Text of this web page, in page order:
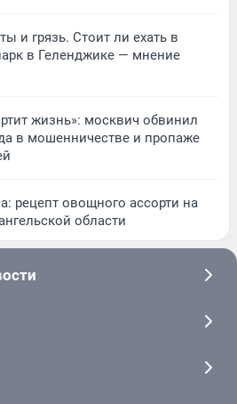
и грязь. Стоит ли ехать в
в Геленджике — мнение
жизнь»: москвич обвинил
в мошенничестве и пропаже
рецепт овощного ассорти на
области